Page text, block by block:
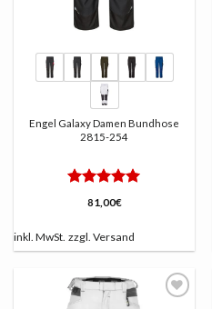
Engel Galaxy Damen Bundhose
2815-254
Bewertet
mit5von
81,00€
inkl. MwSt. zzgl. Versand